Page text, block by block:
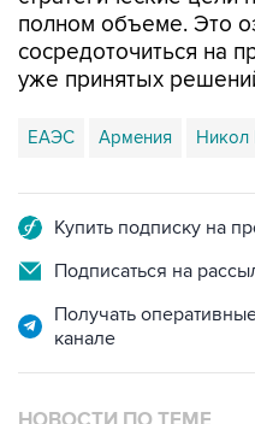
полном объеме. Это
сосредоточиться на
уже принятых
ЕАЭС Армения Никол
Купить подписку на
Подписаться на
Получать
канале